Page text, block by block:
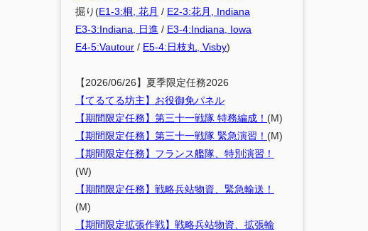
掘り(E1-3:桐, 花月 / E2-3:花月, Indiana
E3-3:Indiana, 日進 / E3-4:Indiana, Iowa
E4-5:Vautour / E5-4:日枝丸, Visby)
【2026/06/26】夏季限定任務2026
【てるてる坊主】お役御免パネル
【期間限定任務】第三十一戦隊 特務編成！ (M)
【期間限定任務】第三十一戦隊 緊急演習！ (M)
【期間限定任務】フランス艦隊、特別演習！
(W)
【期間限定任務】戦略兵站物資、緊急輸送！
(M)
【期間限定拡張作戦】戦略兵站物資、拡張輸